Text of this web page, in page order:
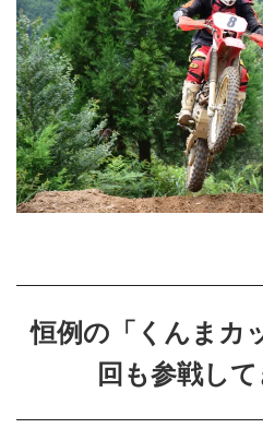
恒例の「くんまカ
回も参戦し